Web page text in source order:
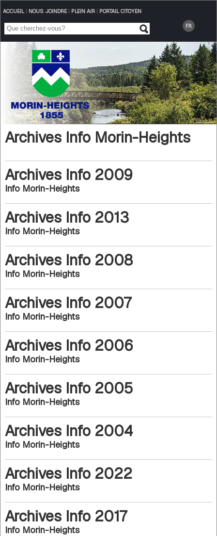
ACCUEIL| NOUS JOINDRE| PLEIN AIR| PORTAIL CITOYEN
Archives Info Morin-Heights
Archives Info 2009
Info Morin-Heights
Archives Info 2013
Info Morin-Heights
Archives Info 2008
Info Morin-Heights
Archives Info 2007
Info Morin-Heights
Archives Info 2006
Info Morin-Heights
Archives Info 2005
Info Morin-Heights
Archives Info 2004
Info Morin-Heights
Archives Info 2022
Info Morin-Heights
Archives Info 2017
Info Morin-Heights